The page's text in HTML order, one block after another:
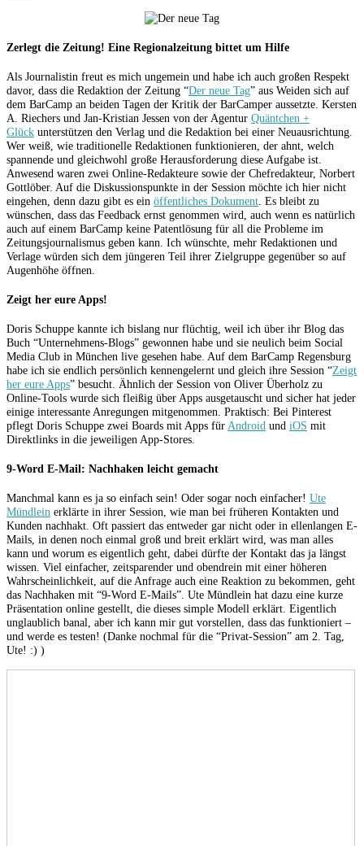
Zerlegt die Zeitung! Eine Regionalzeitung bittet um Hilfe
Als Journalistin freut es mich ungemein und habe ich auch großen Respekt
davor, dass die Redaktion der Zeitung “Der neue Tag” aus Weiden sich auf
dem BarCamp an beiden Tagen der Kritik der BarCamper aussetzte. Kersten
A. Riechers und Jan-Kristian Jessen von der Agentur Quäntchen +
Glück unterstützen den Verlag und die Redaktion bei einer Neuausrichtung.
Wer weiß, wie traditionelle Redaktionen funktionieren, der ahnt, welch
spannende und gleichwohl große Herausforderung diese Aufgabe ist.
Anwesend waren zwei Online-Redakteure sowie der Chefredakteur, Norbert
Gottlöber. Auf die Diskussionspunkte in der Session möchte ich hier nicht
eingehen, denn dazu gibt es ein öffentliches Dokument . Es bleibt zu
wünschen, dass das Feedback ernst genommen wird, auch wenn es natürlich
auch auf einem BarCamp keine Patentlösung für all die Probleme im
Zeitungsjournalismus geben kann. Ich wünschte, mehr Redaktionen und
Verlage würden sich dem jüngeren Teil ihrer Zielgruppe gegenüber so auf
Augenhöhe öffnen.
Zeigt her eure Apps!
Doris Schuppe kannte ich bislang nur flüchtig, weil ich über ihr Blog das
Buch “Unternehmens-Blogs” gewonnen habe und sie neulich beim Social
Media Club in München live gesehen habe. Auf dem BarCamp Regensburg
habe ich sie endlich persönlich kennengelernt und gleich ihre Session “Zeigt
her eure Apps” besucht. Ähnlich der Session von Oliver Überholz zu
Online-Tools wurde sich fleißig über Apps ausgetauscht und sicher hat jeder
einige interessante Anregungen mitgenommen. Praktisch: Bei Pinterest
pflegt Doris Schuppe zwei Boards mit Apps für Android und iOS mit
Direktlinks in die jeweiligen App-Stores.
9-Word E-Mail: Nachhaken leicht gemacht
Manchmal kann es ja so einfach sein! Oder sogar noch einfacher! Ute
Mündlein erklärte in ihrer Session, wie man bei früheren Kontakten und
Kunden nachhakt. Oft passiert das entweder gar nicht oder in ellenlangen E-
Mails, in denen noch einmal groß und breit erklärt wird, was man alles
kann und worum es eigentlich geht, dabei dürfte der Kontakt das ja längst
wissen. Viel einfacher, zeitsparender und obendrein mit einer höheren
Wahrscheinlichkeit, auf die Anfrage auch eine Reaktion zu bekommen, geht
das Nachhaken mit “9-Word E-Mails”. Ute Mündlein hat dazu eine kurze
Präsentation online gestellt, die dieses simple Modell erklärt. Eigentlich
unglaublich banal, aber ich kann mir gut vorstellen, dass das funktioniert –
und werde es testen! (Danke nochmal für die “Privat-Session” am 2. Tag,
Ute! :) )